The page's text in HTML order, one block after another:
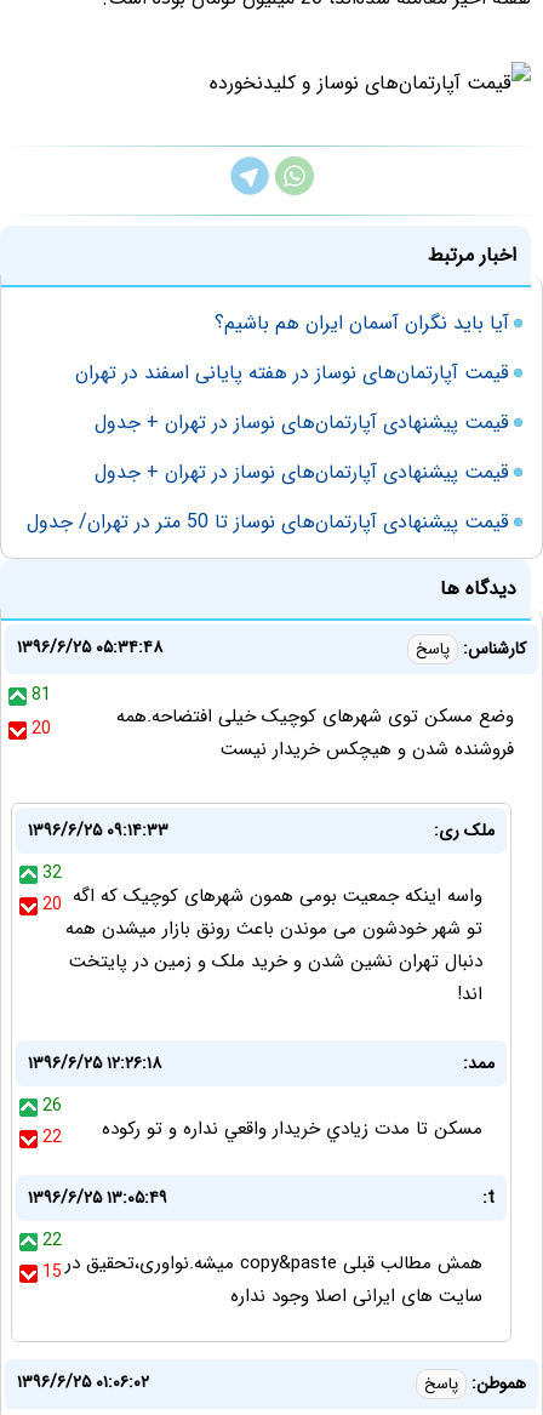
اخبار مرتبط
آیا باید نگران آسمان ایران هم باشیم؟
قیمت آپارتمان‌های نوساز در هفته پایانی اسفند در تهران
قیمت پیشنهادی آپارتمان‌های نوساز در تهران + جدول
قیمت پیشنهادی آپارتمان‌های نوساز در تهران + جدول
قیمت پیشنهادی آپارتمان‌های نوساز تا 50 متر در تهران/ جدول
دیدگاه ها
کارشناس: پاسخ
۱۳۹۶/۶/۲۵ ۰۵:۳۴:۴۸
81
20
وضع مسکن توی شهرهای کوچیک خیلی افتضاحه.همه
فروشنده شدن و هیچکس خریدار نیست
ملک ری:
۱۳۹۶/۶/۲۵ ۰۹:۱۴:۳۳
32
20 واسه اینکه جمعیت بومی همون شهرهای کوچیک که اگه
تو شهر خودشون می موندن باعث رونق بازار میشدن همه
دنبال تهران نشین شدن و خرید ملک و زمین در پایتخت
اند!
ممد:
۱۳۹۶/۶/۲۵ ۱۲:۲۶:۱۸
26
22
مسكن تا مدت زيادي خريدار واقعي نداره و تو ركوده
t:
۱۳۹۶/۶/۲۵ ۱۳:۰۵:۴۹
22
15همش مطالب قبلی copy&paste میشه.نواوری،تحقیق در
سایت های ایرانی اصلا وجود نداره
هموطن: پاسخ
۱۳۹۶/۶/۲۵ ۰۱:۰۶:۰۲